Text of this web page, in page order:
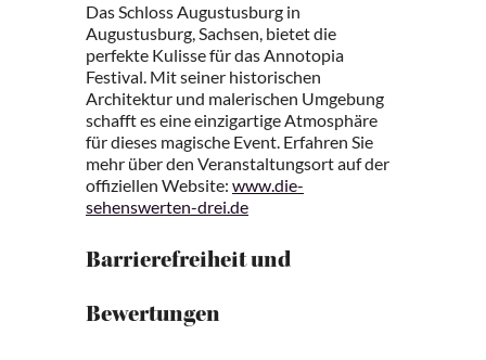
Das Schloss Augustusburg in
Augustusburg, Sachsen, bietet die
perfekte Kulisse für das Annotopia
Festival. Mit seiner historischen
Architektur und malerischen Umgebung
schafft es eine einzigartige Atmosphäre
für dieses magische Event. Erfahren Sie
mehr über den Veranstaltungsort auf der
offiziellen Website: www.die-
sehenswerten-drei.de
Barrierefreiheit und
Bewertungen